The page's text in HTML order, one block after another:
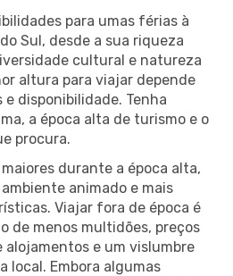
para umas férias à
Sul, desde a sua riqueza
cultural e natureza
altura para viajar depende
disponibilidade. Tenha
a época alta de turismo e o
procura.
durante a época alta,
animado e mais
Viajar fora de época é
de menos multidões, preços
alojamentos e um vislumbre
local. Embora algumas